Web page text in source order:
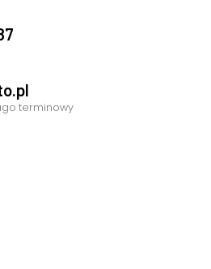
terminowy